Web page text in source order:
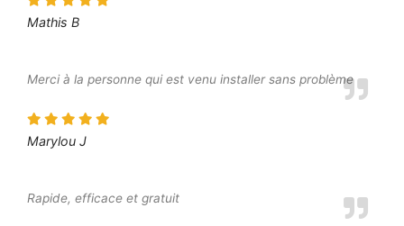
Mathis B
Merci à la personne qui est venu installer sans problème
Marylou J
Rapide, efficace et gratuit